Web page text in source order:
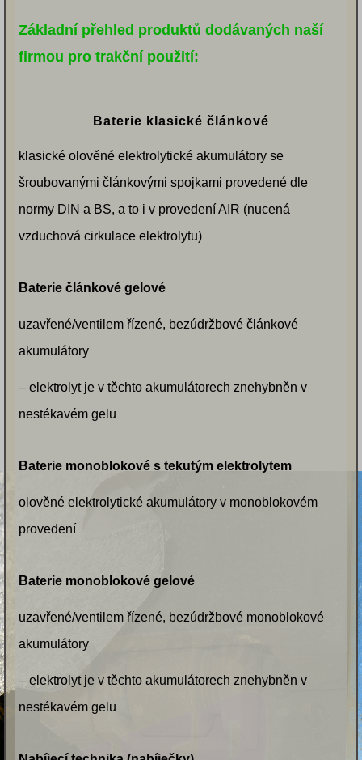
Základní přehled produktů dodávaných naší
firmou pro trakční použití:
Baterie klasické článkové
klasické olověné elektrolytické akumulátory se
šroubovanými článkovými spojkami provedené dle
normy DIN a BS, a to i v provedení AIR (nucená
vzduchová cirkulace elektrolytu)
Baterie článkové gelové
uzavřené/ventilem řízené, bezúdržbové článkové
akumulátory
– elektrolyt je v těchto akumulátorech znehybněn v
nestékavém gelu
Baterie monoblokové s tekutým elektrolytem
olověné elektrolytické akumulátory v monoblokovém
provedení
Baterie monoblokové gelové
uzavřené/ventilem řízené, bezúdržbové monoblokové
akumulátory
– elektrolyt je v těchto akumulátorech znehybněn v
nestékavém gelu